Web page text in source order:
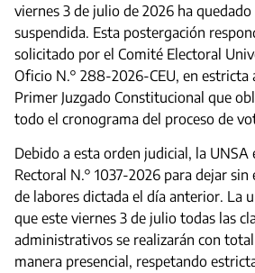
viernes 3 de julio de 2026 ha
suspendida. Esta postergación
solicitado por el Comité Electoral
Oficio N.° 288-2026-CEU, en estricta
Primer Juzgado Constitucional que
todo el cronograma del proceso de
Debido a esta orden judicial, la
Rectoral N.° 1037-2026 para dejar
de labores dictada el día anterior. La
que este viernes 3 de julio todas las
administrativos se realizarán con
manera presencial, respetando